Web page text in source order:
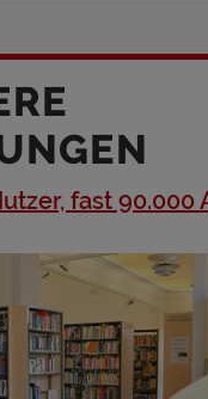
fast 90.000